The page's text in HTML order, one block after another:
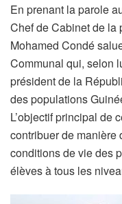
En prenant la parole
Chef de Cabinet de la
Mohamed Condé
Communal qui, selon
président de la
des populations
L’objectif principal de
contribuer de manière
conditions de vie des
élèves à tous les